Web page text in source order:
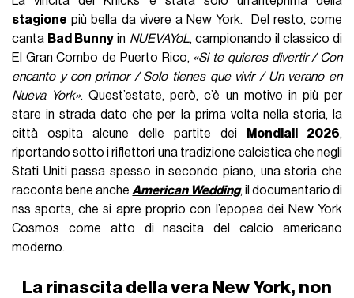
stagione più bella da vivere a New York. Del resto, come
canta Bad Bunny in NUEVAYoL, campionando il classico di
El Gran Combo de Puerto Rico, «Si te quieres divertir / Con
encanto y con primor / Solo tienes que vivir / Un verano en
Nueva York». Quest’estate, però, c’è un motivo in più per
stare in strada dato che per la prima volta nella storia, la
città ospita alcune delle partite dei
Mondiali 2026,
riportando sotto i riflettori una tradizione calcistica che negli
Stati Uniti passa spesso in secondo piano, una storia che
racconta bene ancheAmerican Wedding, il documentario di
nss sports, che si apre proprio con l’epopea dei New York
Cosmos come atto di nascita del calcio americano
moderno.
La rinascita della vera New York, non